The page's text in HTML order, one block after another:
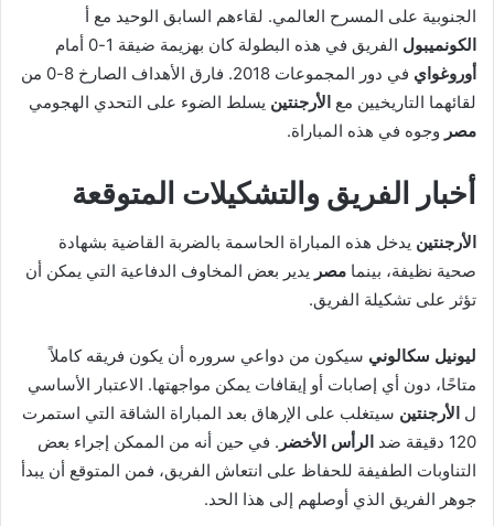
الجنوبية على المسرح العالمي. لقاءهم السابق الوحيد مع أ
الكونميبول الفريق في هذه البطولة كان بهزيمة ضيقة 1-0 أمام
أوروغواي
في دور المجموعات 2018. فارق الأهداف الصارخ 8-0 من
لقائهما التاريخيين مع الأرجنتين يسلط الضوء على التحدي الهجومي
مصر وجوه في هذه المباراة.
أخبار الفريق والتشكيلات المتوقعة
الأرجنتين يدخل هذه المباراة الحاسمة بالضربة القاضية بشهادة
صحية نظيفة، بينما مصر يدير بعض المخاوف الدفاعية التي يمكن أن
تؤثر على تشكيلة الفريق.
ليونيل سكالوني سيكون من دواعي سروره أن يكون فريقه كاملاً
متاحًا، دون أي إصابات أو إيقافات يمكن مواجهتها. الاعتبار الأساسي
ل الأرجنتين سيتغلب على الإرهاق بعد المباراة الشاقة التي استمرت
120 دقيقة ضد
الرأس الأخضر . في حين أنه من الممكن إجراء بعض
التناوبات الطفيفة للحفاظ على انتعاش الفريق، فمن المتوقع أن يبدأ
جوهر الفريق الذي أوصلهم إلى هذا الحد.